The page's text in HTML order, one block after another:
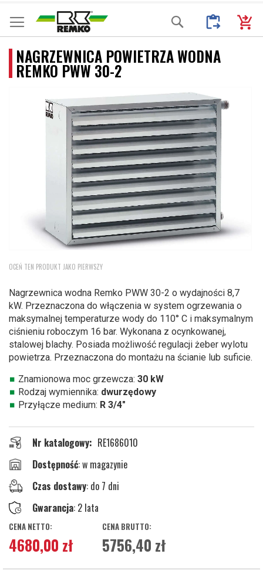
Przejdź
do
treści
Mój
Moje
Search
NAGRZEWNICA POWIETRZA WODNA
REMKO PWW 30-2
na
galerii
OCEŃ TEN PRODUKT JAKO PIERWSZY
Nagrzewnica wodna Remko PWW 30-2 o wydajności 8,7
kW. Przeznaczona do włączenia w system ogrzewania o
maksymalnej temperaturze wody do 110° C i maksymalnym
ciśnieniu roboczym 16 bar. Wykonana z ocynkowanej,
stalowej blachy. Posiada możliwość regulacji żeber wylotu
powietrza. Przeznaczona do montażu na ścianie lub suficie.
Znamionowa moc grzewcza: 30 kW
Rodzaj wymiennika: dwurzędowy
Przyłącze medium: R 3/4"
Nr katalogowy
RE1686010
w magazynie
Czas dostawy: do 7 dni
Gwarancja: 2 lata
5756,40 zł
4680,00 zł